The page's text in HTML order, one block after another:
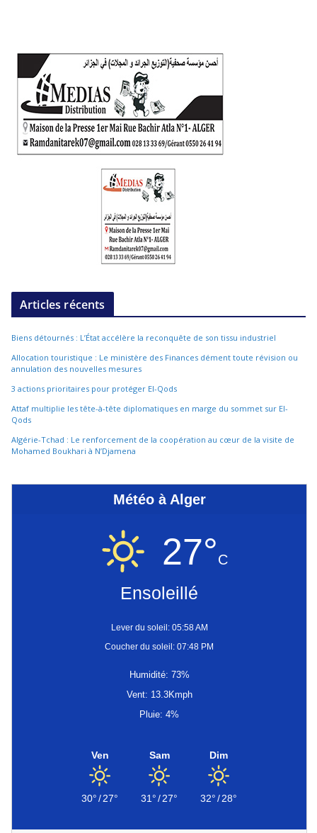
Articles récents
Biens détournés : L’État accélère la reconquête de son tissu industriel
Allocation touristique : Le ministère des Finances dément toute révision ou
annulation des nouvelles mesures
3 actions prioritaires pour protéger El-Qods
Attaf multiplie les tête-à-tête diplomatiques en marge du sommet sur El-
Qods
Algérie-Tchad : Le renforcement de la coopération au cœur de la visite de
Mohamed Boukhari à N’Djamena
Météo à Alger
27°C
Ensoleillé
Lever du soleil: 05:58 AM
Coucher du soleil: 07:48 PM
Humidité: 73%
Vent: 13.3Kmph
Pluie: 4%
Ven
30°/27°
Sam
31°/27°
Dim
32°/28°